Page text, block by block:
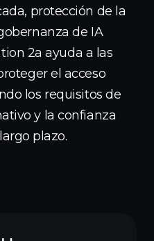
protección de la
de IA
2a ayuda a las
el acceso
los requisitos de
y la confianza
plazo.